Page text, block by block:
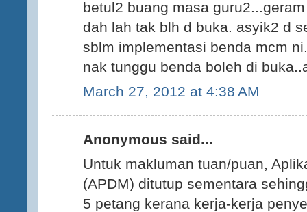
betul2 buang masa
dah lah tak blh d buka. asyik2 d
sblm implementasi benda mcm
nak tunggu benda boleh di
March 27, 2012 at 4:38 AM
Anonymous said...
Untuk makluman tuan/puan,
(APDM) ditutup sementara
5 petang kerana kerja-kerja